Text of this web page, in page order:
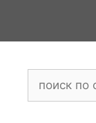
содержимому